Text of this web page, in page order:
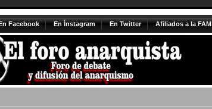
Facebook En Ínstagram En Twitter Afiliados a la FAM